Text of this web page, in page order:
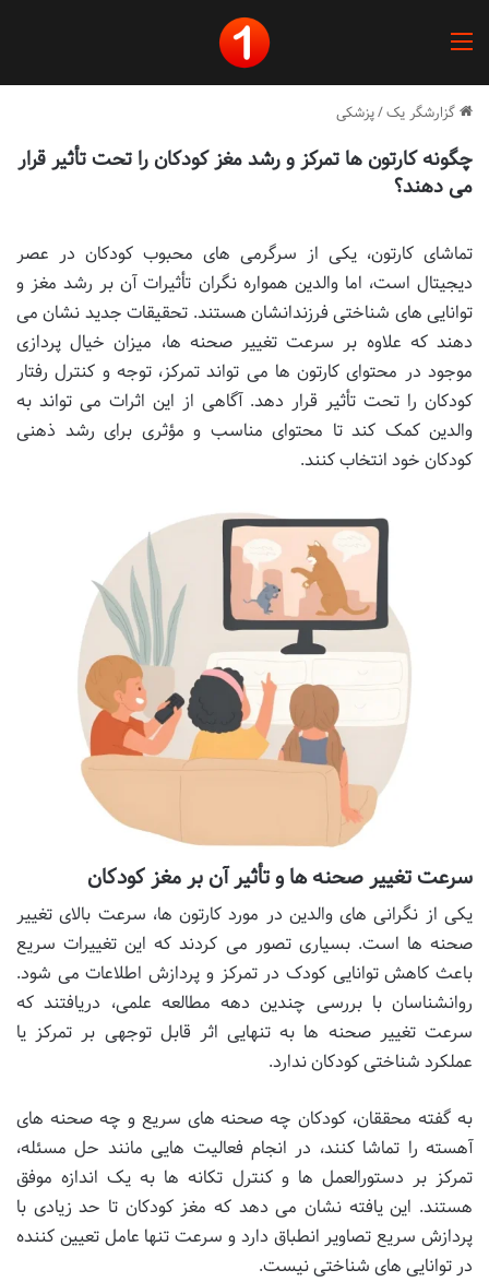
گزارشگر یک/پزشکی
چگونه کارتون‌ ها تمرکز و رشد مغز کودکان را تحت تأثیر قرار
می‌ دهند؟
تماشای کارتون، یکی از سرگرمی های محبوب کودکان در عصر
دیجیتال است، اما والدین همواره نگران تأثیرات آن بر رشد مغز و
توانایی های شناختی فرزندانشان هستند. تحقیقات جدید نشان می
دهند که علاوه بر سرعت تغییر صحنه ها، میزان خیال پردازی
موجود در محتوای کارتون ها می تواند تمرکز، توجه و کنترل رفتار
کودکان را تحت تأثیر قرار دهد. آگاهی از این اثرات می تواند به
والدین کمک کند تا محتوای مناسب و مؤثری برای رشد ذهنی
کودکان خود انتخاب کنند.
سرعت تغییر صحنه ها و تأثیر آن بر مغز کودکان
یکی از نگرانی های والدین در مورد کارتون ها، سرعت بالای تغییر
صحنه ها است. بسیاری تصور می کردند که این تغییرات سریع
باعث کاهش توانایی کودک در تمرکز و پردازش اطلاعات می شود.
روانشناسان با بررسی چندین دهه مطالعه علمی، دریافتند که
سرعت تغییر صحنه ها به تنهایی اثر قابل توجهی بر تمرکز یا
عملکرد شناختی کودکان ندارد.
به گفته محققان، کودکان چه صحنه های سریع و چه صحنه های
آهسته را تماشا کنند، در انجام فعالیت هایی مانند حل مسئله،
تمرکز بر دستورالعمل ها و کنترل تکانه ها به یک اندازه موفق
هستند. این یافته نشان می دهد که مغز کودکان تا حد زیادی با
پردازش سریع تصاویر انطباق دارد و سرعت تنها عامل تعیین کننده
در توانایی های شناختی نیست.